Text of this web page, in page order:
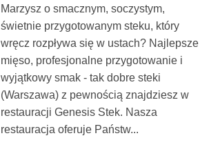
Marzysz o smacznym, soczystym,
świetnie przygotowanym steku, który
wręcz rozpływa się w ustach? Najlepsze
mięso, profesjonalne przygotowanie i
wyjątkowy smak - tak dobre steki
(Warszawa) z pewnością znajdziesz w
restauracji Genesis Stek. Nasza
restauracja oferuje Państw...